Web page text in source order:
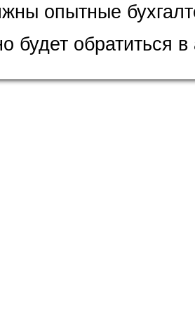
опытные
будет обратиться